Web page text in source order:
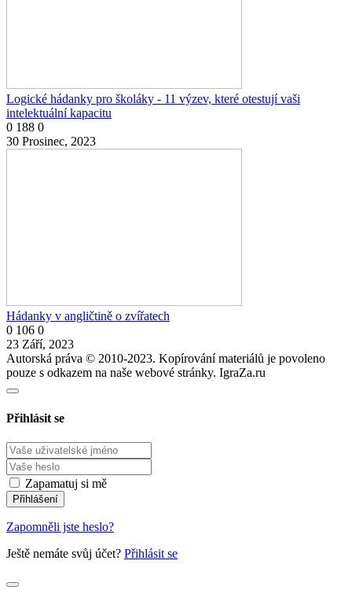
Logické hádanky pro školáky - 11 výzev, které otestují vaši
intelektuální kapacitu
0 188 0
30 Prosinec, 2023
Hádanky v angličtině o zvířatech
0 106 0
23 Září, 2023
Autorská práva © 2010-2023. Kopírování materiálů je povoleno
pouze s odkazem na naše webové stránky. IgraZa.ru
Přihlásit se
Zapamatuj si mě
Zapomněli jste heslo?
Ještě nemáte svůj účet? Přihlásit se